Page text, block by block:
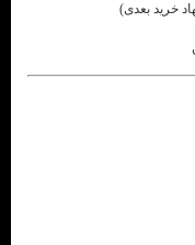
خرید بعدی)